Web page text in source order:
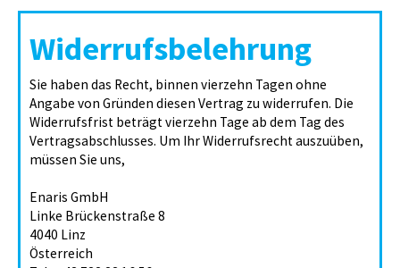
Widerrufsbelehrung
Sie haben das Recht, binnen vierzehn Tagen ohne
Angabe von Gründen diesen Vertrag zu widerrufen. Die
Widerrufsfrist beträgt vierzehn Tage ab dem Tag des
Vertragsabschlusses. Um Ihr Widerrufsrecht auszuüben,
müssen Sie uns,
Enaris GmbH
Linke Brückenstraße 8
4040 Linz
Österreich